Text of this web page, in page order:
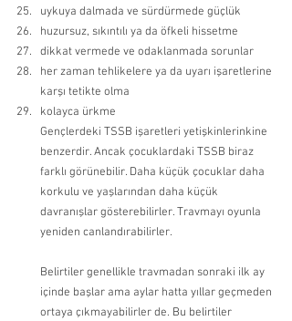
uykuya dalmada ve sürdürmede güçlük
huzursuz, sıkıntılı ya da öfkeli hissetme
dikkat vermede ve odaklanmada sorunlar
her zaman tehlikelere ya da uyarı işaretlerine
karşı tetikte olma
kolayca ürkme
Gençlerdeki TSSB işaretleri yetişkinlerinkine
benzerdir. Ancak çocuklardaki TSSB biraz
farklı görünebilir. Daha küçük çocuklar daha
korkulu ve yaşlarından daha küçük
davranışlar gösterebilirler. Travmayı oyunla
yeniden canlandırabilirler.
Belirtiler genellikle travmadan sonraki ilk ay
içinde başlar ama aylar hatta yıllar geçmeden
ortaya çıkmayabilirler de. Bu belirtiler